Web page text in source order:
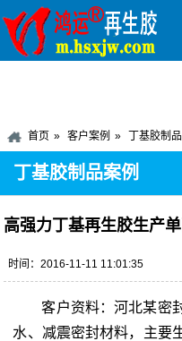
首页 客户案例 丁基胶制
丁基胶制品案例
高强力丁基再生胶生产
时间：2016-11-11 11:01:35
客户资料：河北某密
水、减震密封材料，主要